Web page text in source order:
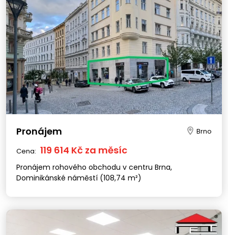
Pronájem Brno
Cena: 119 614 Kč za měsíc
Pronájem rohového obchodu v centru Brna,
Dominikánské náměstí (108,74 m²)